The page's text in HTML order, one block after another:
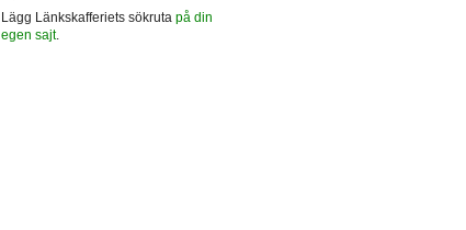
Lägg Länkskafferiets sökruta på din
egen sajt.